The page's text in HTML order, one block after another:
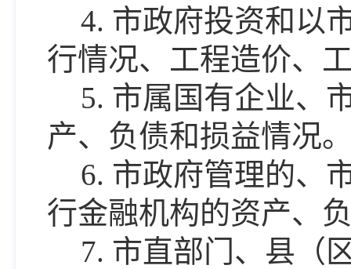
4. 市政府投资和以
行情况、工程造价、
5. 市属国有企业、
产、负债和损益情况
6. 市政府管理的、
行金融机构的资产、
7. 市直部门、县（